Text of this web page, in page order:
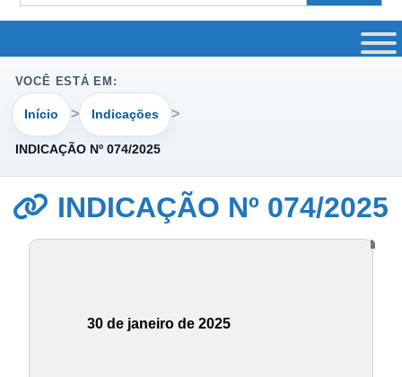
for:
VOCÊ ESTÁ EM:
Início Indicações
INDICAÇÃO Nº 074/2025
INDICAÇÃO Nº 074/2025
30 de janeiro de 2025